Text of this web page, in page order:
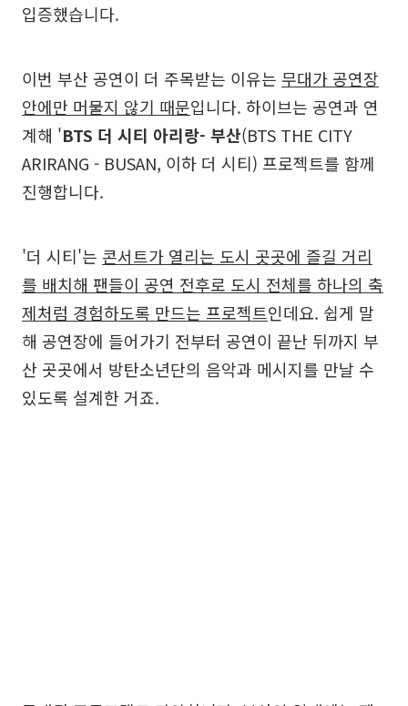
입증했습니다.
이번 부산 공연이 더 주목받는 이유는 무대가 공연장
안에만 머물지 않기 때문입니다. 하이브는 공연과 연
계해 'BTS 더 시티 아리랑- 부산(BTS THE CITY
ARIRANG - BUSAN, 이하 더 시티) 프로젝트를 함께
진행합니다.
'더 시티'는 콘서트가 열리는 도시 곳곳에 즐길 거리
를 배치해 팬들이 공연 전후로 도시 전체를 하나의 축
제처럼 경험하도록 만드는 프로젝트인데요. 쉽게 말
해 공연장에 들어가기 전부터 공연이 끝난 뒤까지 부
산 곳곳에서 방탄소년단의 음악과 메시지를 만날 수
있도록 설계한 거죠.